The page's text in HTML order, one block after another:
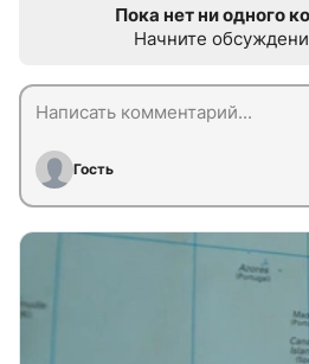
Пока нет ни одного
Начните
Гость